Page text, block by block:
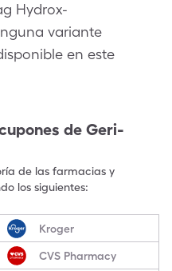
Hydrox-
variante
en este
de Geri-
de las farmacias y
los siguientes:
Kroger
CVS Pharmacy